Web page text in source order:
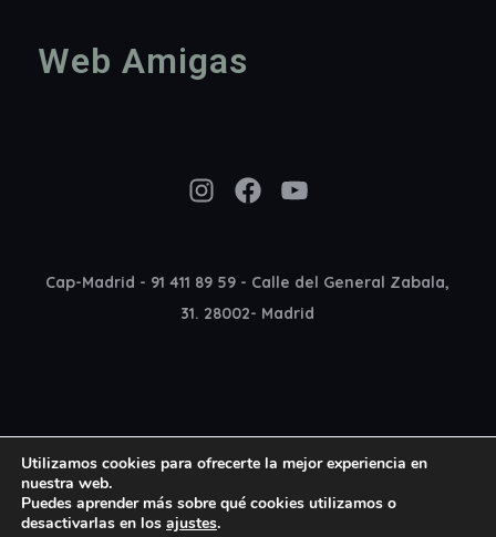
Web Amigas
InstagramFacebook YouTube
Cap-Madrid - 91 411 89 59 - Calle del General Zabala,
31. 28002- Madrid
Utilizamos cookies para ofrecerte la mejor experiencia en
nuestra web.
Puedes aprender más sobre qué cookies utilizamos o
desactivarlas en los ajustes.